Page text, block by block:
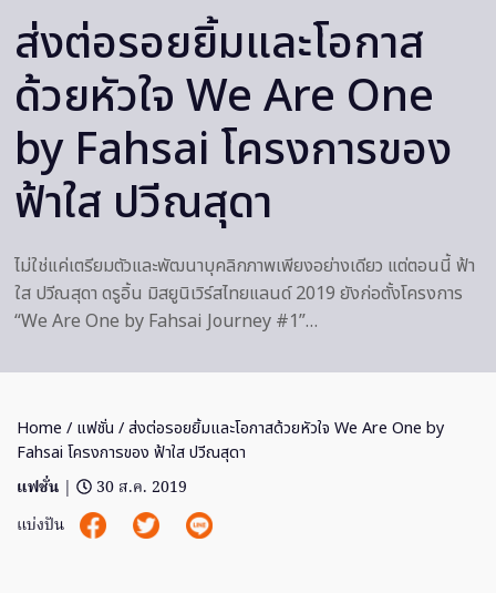
ส่งต่อรอยยิ้มและโอกาส
ด้วยหัวใจ We Are One
by Fahsai โครงการของ
ฟ้าใส ปวีณสุดา
ไม่ใช่แค่เตรียมตัวและพัฒนาบุคลิกภาพเพียงอย่างเดียว แต่ตอนนี้ ฟ้า
ใส ปวีณสุดา ดรูอิ้น มิสยูนิเวิร์สไทยแลนด์ 2019 ยังก่อตั้งโครงการ
“We Are One by Fahsai Journey #1”…
Home / แฟชั่น / ส่งต่อรอยยิ้มและโอกาสด้วยหัวใจ We Are One by
Fahsai โครงการของ ฟ้าใส ปวีณสุดา
แฟชั่น |
30 ส.ค. 2019
แบ่งปัน